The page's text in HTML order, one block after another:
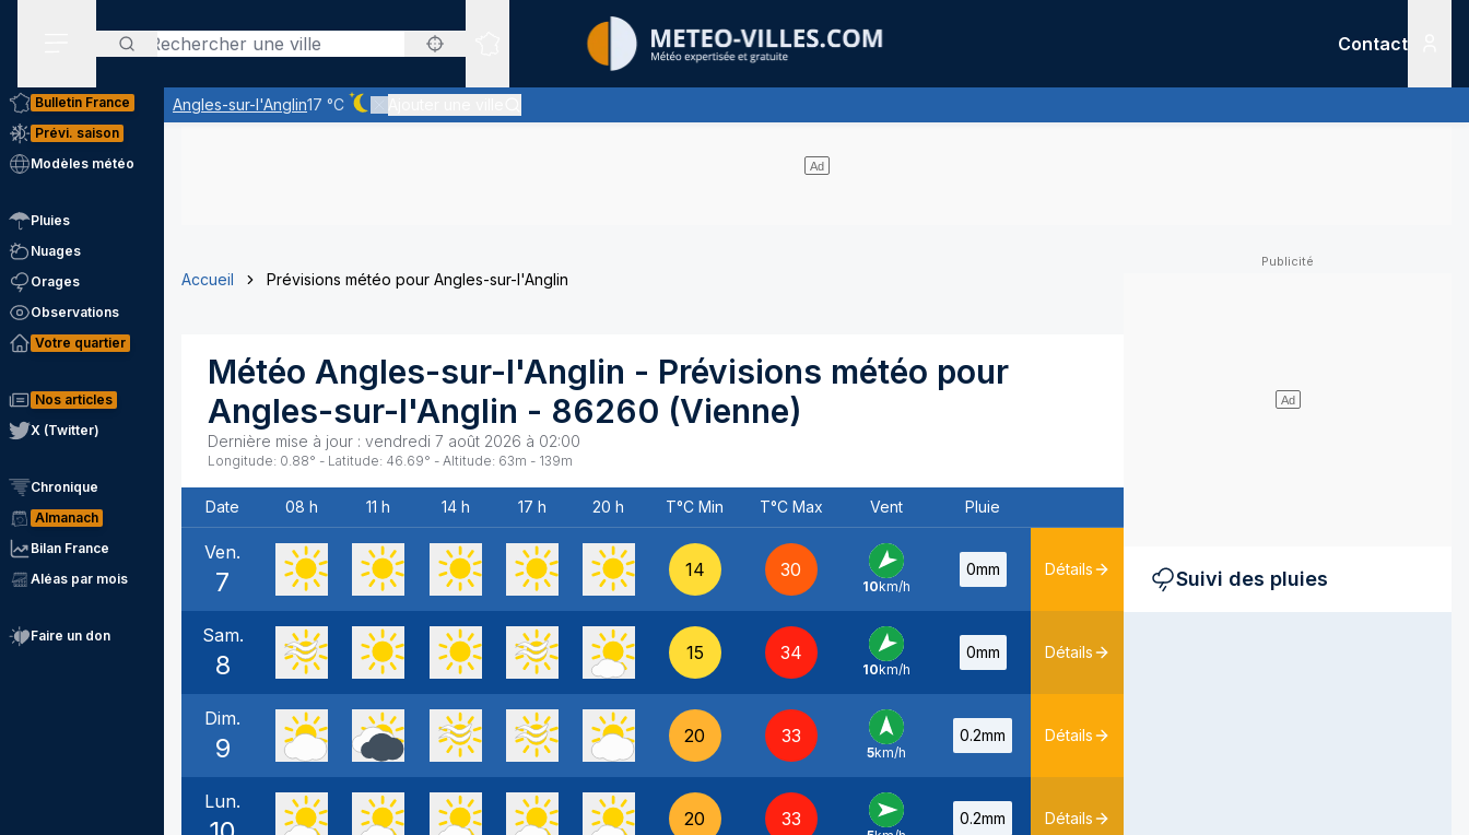
Rechercher
Sites expertis&eacute;s
Contact
Angles-sur-l'Anglin17 °C
Ciel dégagé - quasiment pas de nuages
Bulletin France
Prévi. saison
Modèles météo
Pluies
Nuages
Orages
Observations
Votre quartier
Nos articles
X (Twitter)
Chronique
Almanach
Bilan France
Aléas par mois
Faire un don
Accueil Prévisions météo pour Angles-sur-l'Anglin
Météo Angles-sur-l'Anglin - Prévisions météo pour
Angles-sur-l'Anglin - 86260 (Vienne)
Dernière mise à jour : vendredi 7 août 2026 à 02:00
Longitude: 0.88° - Latitude: 46.69° - Altitude: 63m - 139m
Date 08 h 11 h 14 h 17 h 20 h T°C Min T°C Max Vent Pluie
Ven.
7 14 30
NE -
10km/h
0mm Détails
Sam.
8 15 34
NE -
10km/h
0mm Détails
Dim.
9 20 33
S -
5km/h
0.2mm Détails
Lun.
20 33 0.2mm Détails
Suivi des pluies